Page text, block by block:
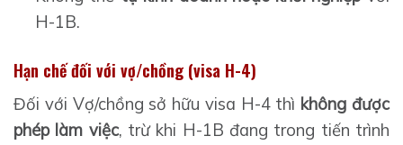
H-1B.
Hạn chế đối với vợ/chồng (visa H-4)
Đối với Vợ/chồng sở hữu visa H-4 thì không được
phép làm việc, trừ khi H-1B đang trong tiến trình